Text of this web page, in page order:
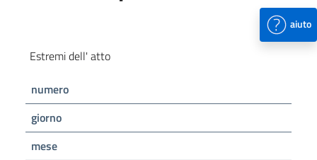
aiuto
Estremi dell' atto
numero
giorno
mese